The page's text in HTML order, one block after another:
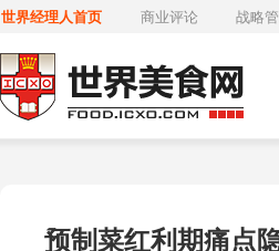
世界经理人首页 商业评论 战略
预制菜红利期痛点